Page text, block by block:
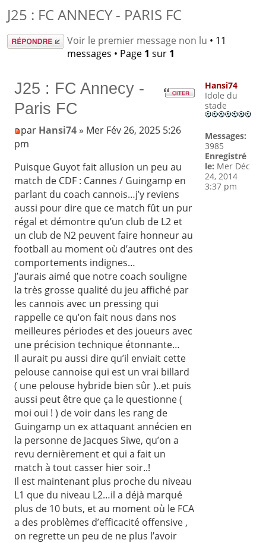
J25 : FC ANNECY - PARIS FC
Répondre Voir le premier message non lu • 11
messages • Page 1 sur 1
J25 : FC Annecy -
Paris FC
par Hansi74» Mer Fév 26, 2025 5:26
pm
Puisque Guyot fait allusion un peu au
match de CDF : Cannes / Guingamp en
parlant du coach cannois…j’y reviens
aussi pour dire que ce match fût un pur
régal et démontre qu’un club de L2 et
un club de N2 peuvent faire honneur au
football au moment où d’autres ont des
comportements indignes…
J’aurais aimé que notre coach souligne
la très grosse qualité du jeu affiché par
les cannois avec un pressing qui
rappelle ce qu’on fait nous dans nos
meilleures périodes et des joueurs avec
une précision technique étonnante…
Il aurait pu aussi dire qu’il enviait cette
pelouse cannoise qui est un vrai billard
( une pelouse hybride bien sûr )..et puis
aussi peut être que ça le questionne (
moi oui ! ) de voir dans les rang de
Guingamp un ex attaquant annécien en
la personne de Jacques Siwe, qu’on a
revu dernièrement et qui a fait un
match à tout casser hier soir..!
Il est maintenant plus proche du niveau
L1 que du niveau L2…il a déjà marqué
plus de 10 buts, et au moment où le FCA
a des problèmes d’efficacité offensive ,
on regrette un peu de ne plus l’avoir
Hansi74
Idole du
stade
Messages:
3985
Enregistré
le: Mer Déc
24, 2014
3:37 pm